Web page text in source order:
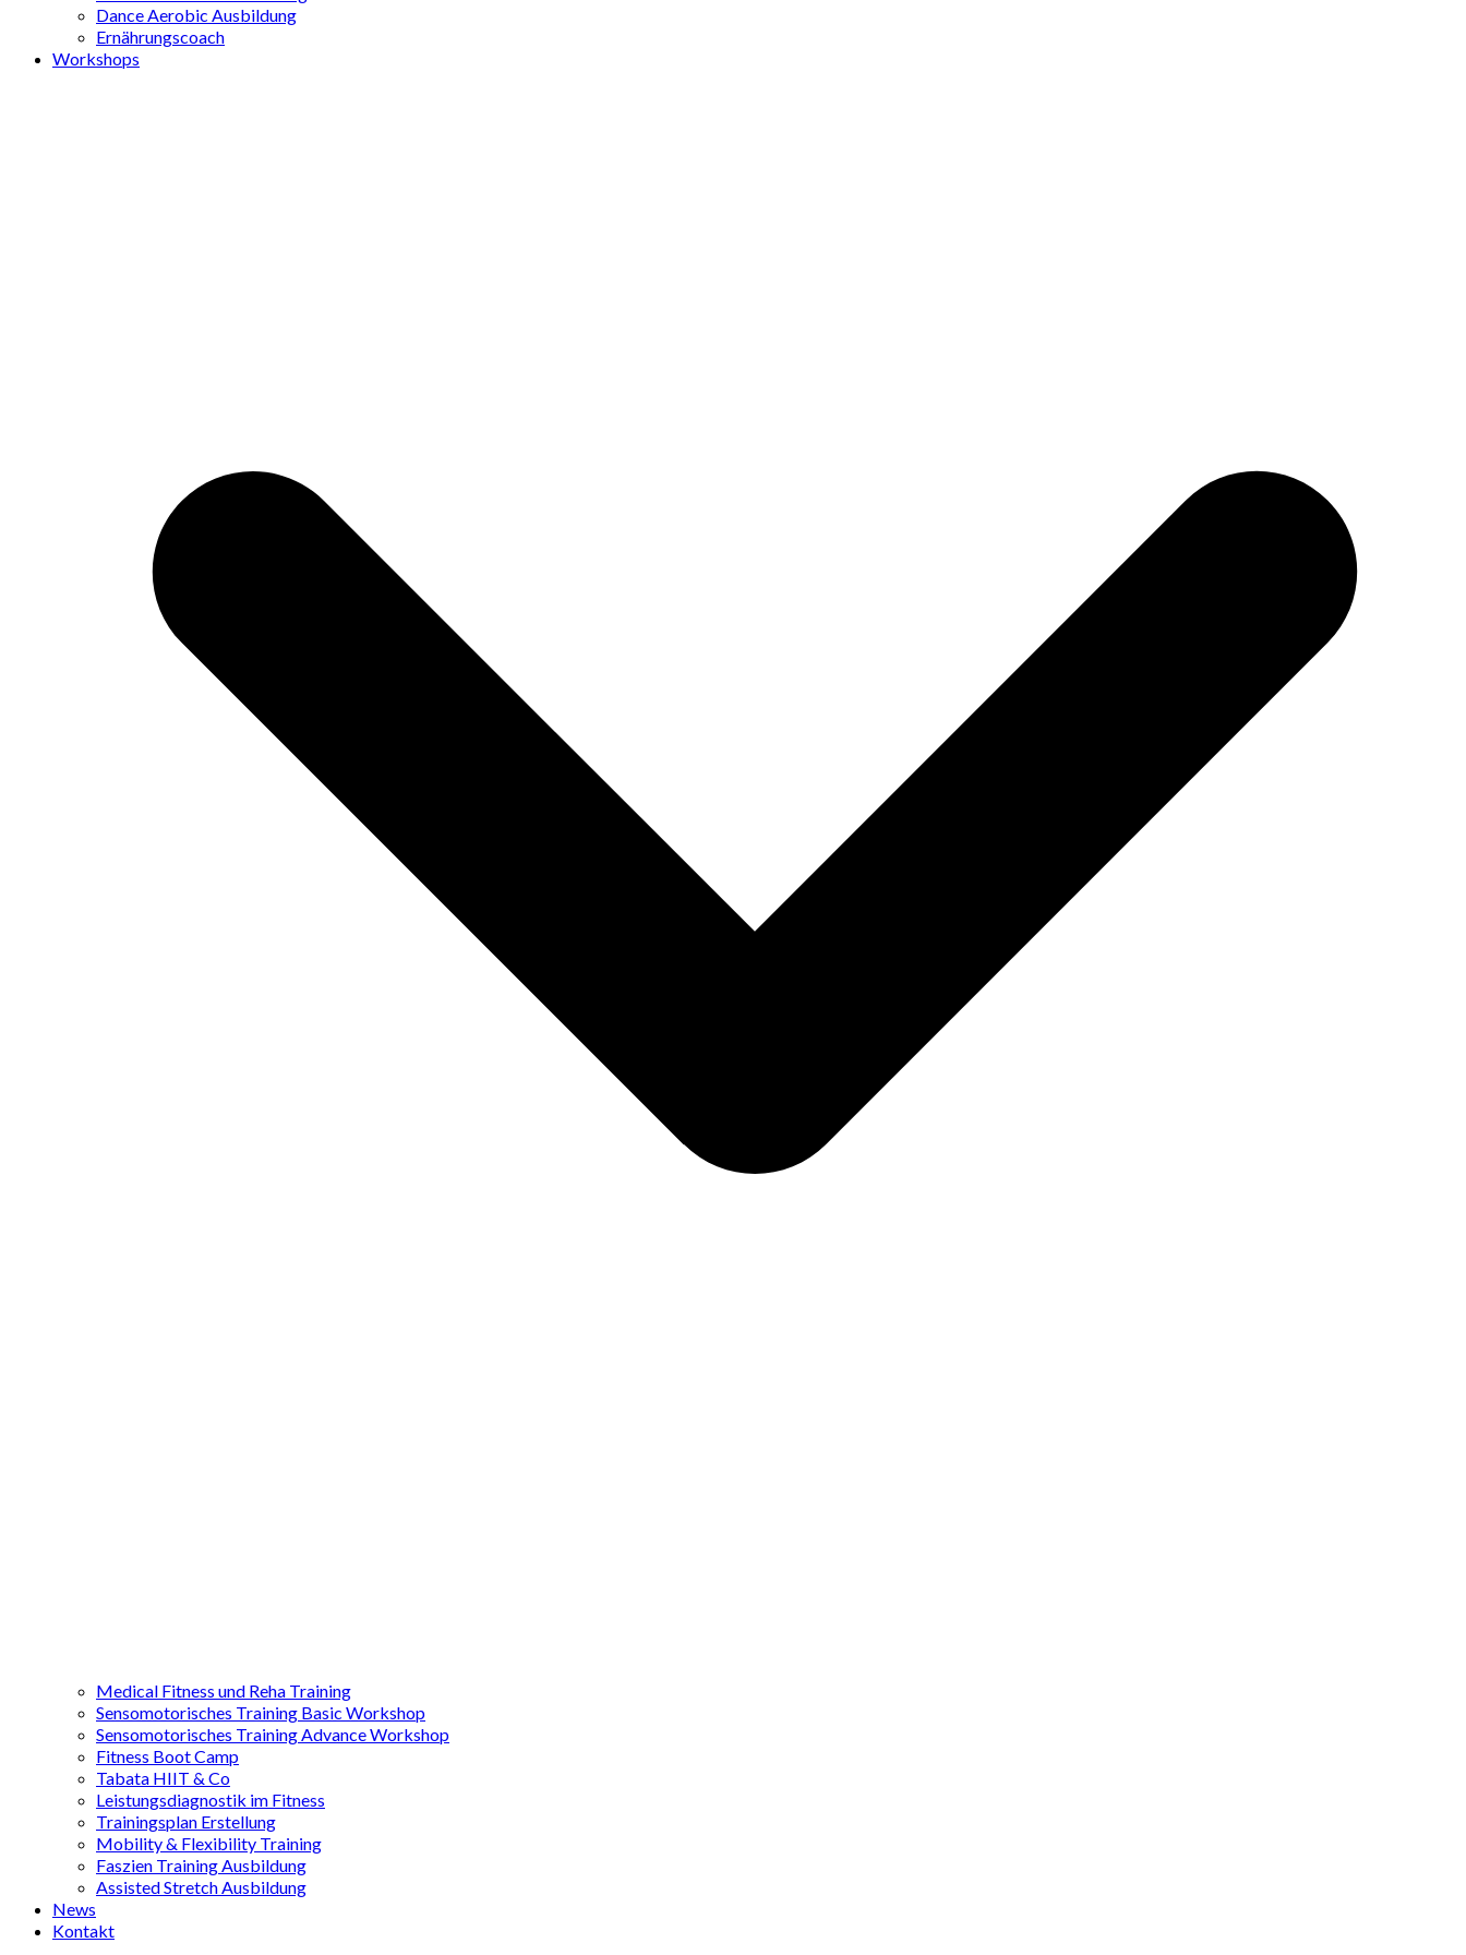
Dance Aerobic Ausbildung
Ernährungscoach
Workshops
Medical Fitness und Reha Training
Sensomotorisches Training Basic Workshop
Sensomotorisches Training Advance Workshop
Fitness Boot Camp
Tabata HIIT & Co
Leistungsdiagnostik im Fitness
Trainingsplan Erstellung
Mobility & Flexibility Training
Faszien Training Ausbildung
Assisted Stretch Ausbildung
News
Kontakt